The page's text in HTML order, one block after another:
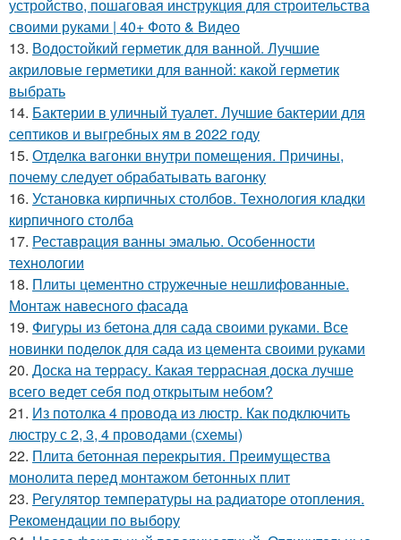
устройство, пошаговая инструкция для строительства
своими руками | 40+ Фото & Видео
13. Водостойкий герметик для ванной. Лучшие
акриловые герметики для ванной: какой герметик
выбрать
14. Бактерии в уличный туалет. Лучшие бактерии для
септиков и выгребных ям в 2022 году
15. Отделка вагонки внутри помещения. Причины,
почему следует обрабатывать вагонку
16. Установка кирпичных столбов. Технология кладки
кирпичного столба
17. Реставрация ванны эмалью. Особенности
технологии
18. Плиты цементно стружечные нешлифованные.
Монтаж навесного фасада
19. Фигуры из бетона для сада своими руками. Все
новинки поделок для сада из цемента своими руками
20. Доска на террасу. Какая террасная доска лучше
всего ведет себя под открытым небом?
21. Из потолка 4 провода из люстр. Как подключить
люстру с 2, 3, 4 проводами (схемы)
22. Плита бетонная перекрытия. Преимущества
монолита перед монтажом бетонных плит
23. Регулятор температуры на радиаторе отопления.
Рекомендации по выбору